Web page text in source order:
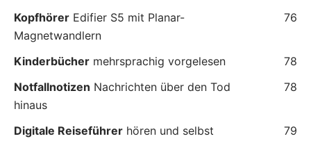
Kopfhörer Edifier S5 mit Planar-
Magnetwandlern
76
Kinderbücher mehrsprachig vorgelesen
78
Notfallnotizen Nachrichten über den Tod
hinaus
78
Digitale Reiseführer hören und selbst
79